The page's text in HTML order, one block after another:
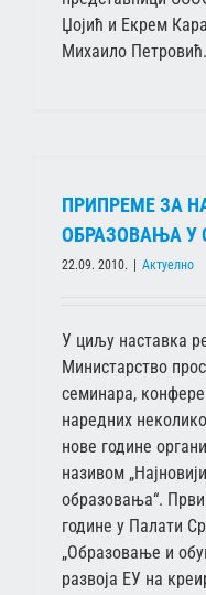
Џојић и Екрем
Михаило Петровић.
ПРИПРЕМЕ ЗА
ОБРАЗОВАЊА У
22.09. 2010. Актуелно
У циљу наставка
Министарство
семинара,
наредних
нове године
називом
образовања“.
године у Палати
„Образовање и
развоја ЕУ на